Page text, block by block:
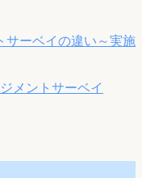
サーベイの違い～実施